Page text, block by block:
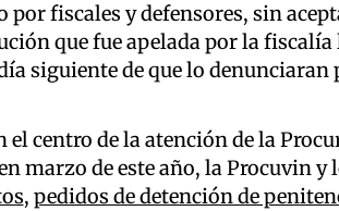
fiscales y defensores, sin
que fue apelada por la fiscalía
siguiente de que lo denunciaran
el centro de la atención de la
marzo de este año, la Procuvin y
, pedidos de detención de